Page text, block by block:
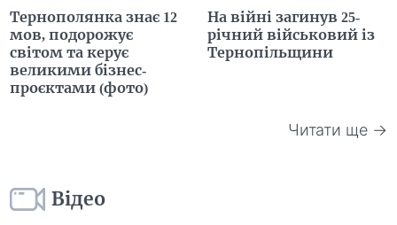
Тернополянка знає 12
мов, подорожує
світом та керує
великими бізнес-
проєктами (фото)
На війні загинув 25-
річний військовий із
Тернопільщини
Читати ще →
Відео